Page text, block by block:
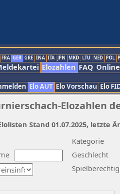
FRA GER GRE INA ITA JPN MKD LTU NED POL
Elozahlen FAQ
Elo AUT Elo Vorschau Elo
Elozahlen
Kategorie
Geschlecht
Stand 01.07.2025, letzte